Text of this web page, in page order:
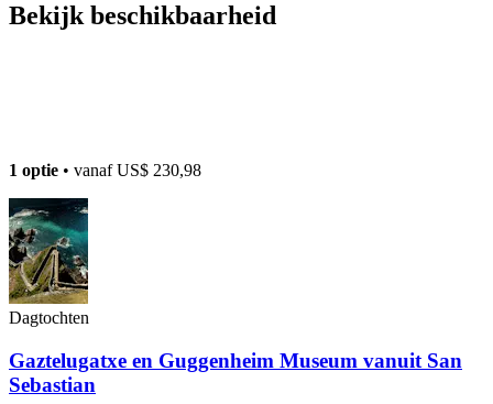
Bekijk beschikbaarheid
1 optie • vanafUS$ 230,98
Dagtochten
Gaztelugatxe en Guggenheim Museum vanuit San
Sebastian